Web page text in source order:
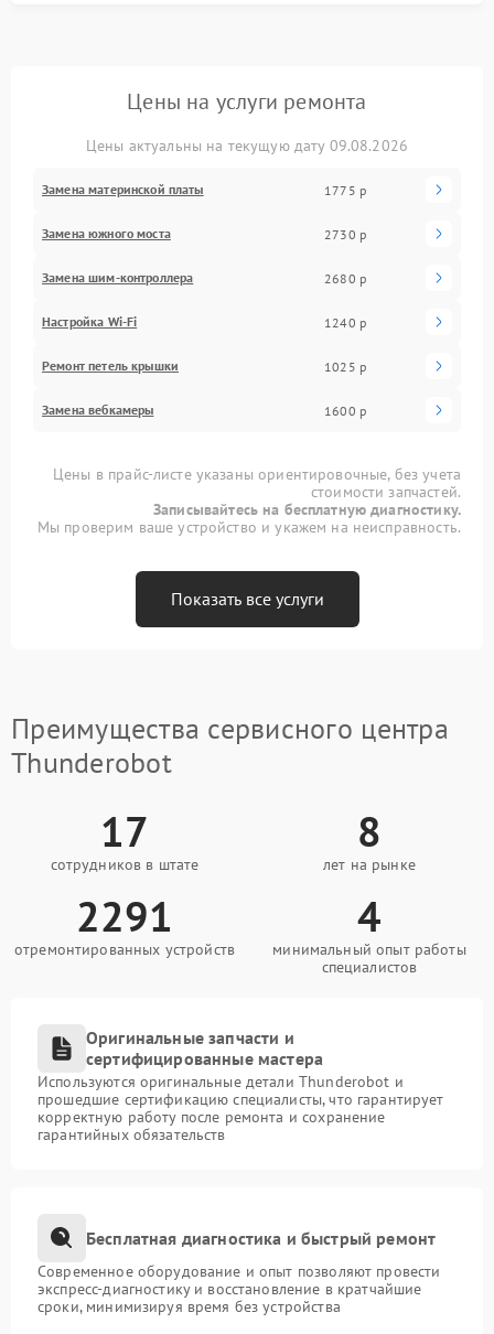
Цены на услуги ремонта
Цены актуальны на текущую дату 09.08.2026
Замена материнской платы 1775 р
Замена южного моста 2730 р
Замена шим-контроллера 2680 р
Настройка Wi-Fi 1240 р
Ремонт петель крышки 1025 р
Замена вебкамеры 1600 р
Цены в прайс-листе указаны ориентировочные, без учета
стоимости запчастей.
Записывайтесь на бесплатную диагностику.
Мы проверим ваше устройство и укажем на неисправность.
Показать все услуги
Преимущества сервисного центра
Thunderobot
17
сотрудников в штате
8
лет на рынке
2291
отремонтированных устройств
4
минимальный опыт работы
специалистов
Оригинальные запчасти и
сертифицированные мастера
Используются оригинальные детали Thunderobot и
прошедшие сертификацию специалисты, что гарантирует
корректную работу после ремонта и сохранение
гарантийных обязательств
Бесплатная диагностика и быстрый ремонт
Современное оборудование и опыт позволяют провести
экспресс-диагностику и восстановление в кратчайшие
сроки, минимизируя время без устройства